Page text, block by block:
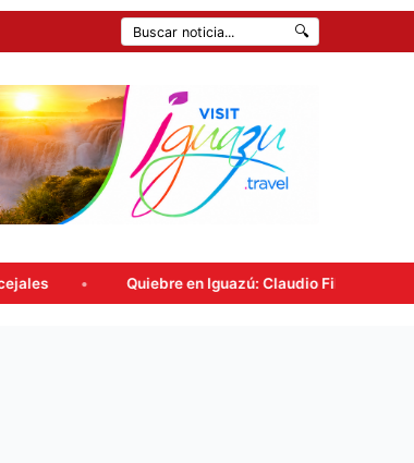
🔍
Quiebre en Iguazú: Claudio Filippa renunció a Encuentro